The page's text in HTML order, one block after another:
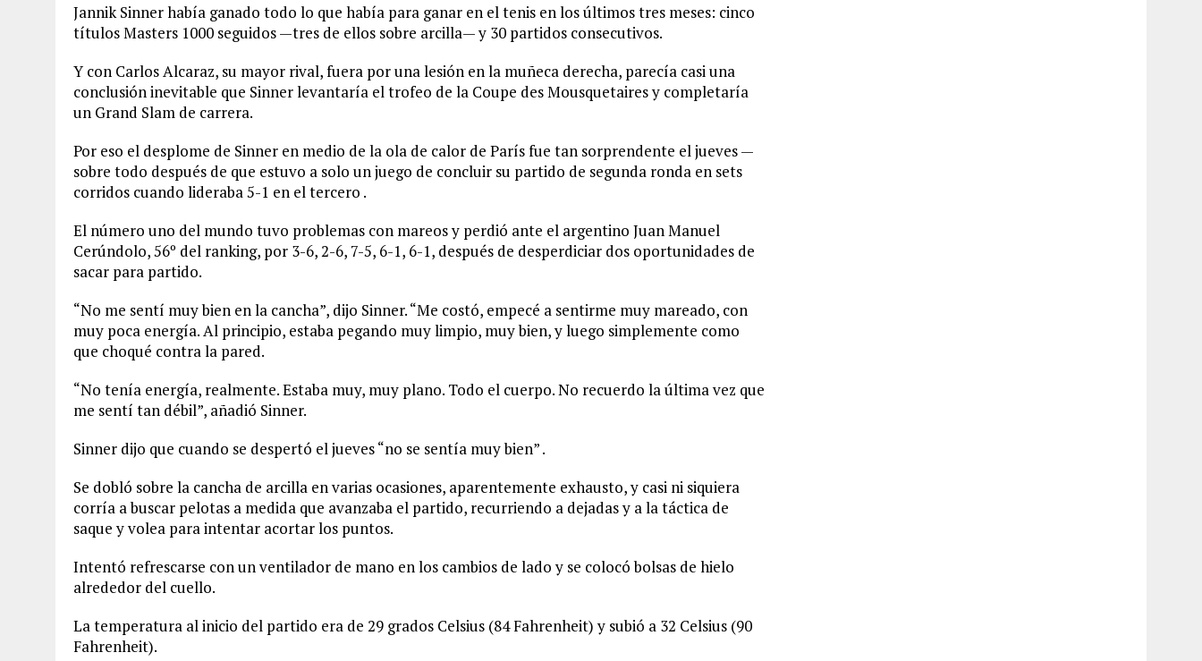
Jannik Sinner había ganado todo lo que había para ganar en el tenis en los últimos tres meses: cinco
títulos Masters 1000 seguidos —tres de ellos sobre arcilla— y 30 partidos consecutivos.
Y con Carlos Alcaraz, su mayor rival, fuera por una lesión en la muñeca derecha, parecía casi una
conclusión inevitable que Sinner levantaría el trofeo de la Coupe des Mousquetaires y completaría
un Grand Slam de carrera.
Por eso el desplome de Sinner en medio de la ola de calor de París fue tan sorprendente el jueves —
sobre todo después de que estuvo a solo un juego de concluir su partido de segunda ronda en sets
corridos cuando lideraba 5-1 en el tercero .
El número uno del mundo tuvo problemas con mareos y perdió ante el argentino Juan Manuel
Cerúndolo, 56º del ranking, por 3-6, 2-6, 7-5, 6-1, 6-1, después de desperdiciar dos oportunidades de
sacar para partido.
“No me sentí muy bien en la cancha”, dijo Sinner. “Me costó, empecé a sentirme muy mareado, con
muy poca energía. Al principio, estaba pegando muy limpio, muy bien, y luego simplemente como
que choqué contra la pared.
“No tenía energía, realmente. Estaba muy, muy plano. Todo el cuerpo. No recuerdo la última vez que
me sentí tan débil”, añadió Sinner.
Sinner dijo que cuando se despertó el jueves “no se sentía muy bien” .
Se dobló sobre la cancha de arcilla en varias ocasiones, aparentemente exhausto, y casi ni siquiera
corría a buscar pelotas a medida que avanzaba el partido, recurriendo a dejadas y a la táctica de
saque y volea para intentar acortar los puntos.
Intentó refrescarse con un ventilador de mano en los cambios de lado y se colocó bolsas de hielo
alrededor del cuello.
La temperatura al inicio del partido era de 29 grados Celsius (84 Fahrenheit) y subió a 32 Celsius (90
Fahrenheit).